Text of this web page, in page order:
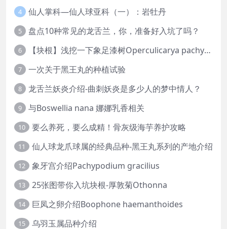
4 仙人掌科—仙人球亚科（一）：岩牡丹
5 盘点10种常见的龙舌兰，你，准备好入坑了吗？
6 【块根】浅挖一下象足漆树Operculicarya pachypus
7 一次关于黑王丸的种植试验
8 龙舌兰妖炎介绍-曲刺妖炎是多少人的梦中情人？
9 与Boswellia nana 娜娜乳香相关
10 要么养死，要么成精！骨灰级海芋养护攻略
11 仙人球龙爪球属的经典品种-黑王丸系列的产地介绍
12 象牙宫介绍Pachypodium gracilius
13 25张图带你入坑块根-厚敦菊Othonna
14 巨凤之卵介绍Boophone haemanthoides
15 乌羽玉属品种介绍